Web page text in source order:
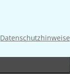
Datenschutzhinweise